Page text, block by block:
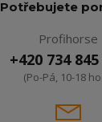
Potřebujete
Profihorse
+420 734
(Po-Pá, 10-18